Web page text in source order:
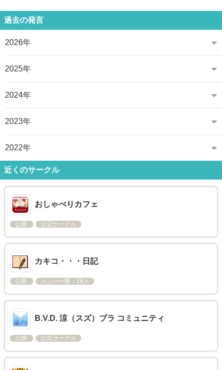
過去の発言
2026年
2025年
2024年
2023年
2022年
近くのサークル
おしゃべりカフェ
公開 公式サークル
カキコ・・・日記
公開 メンバー数：18人
B.V.D. 涼（スズ）ブラ コミュニティ
公開 公式サークル